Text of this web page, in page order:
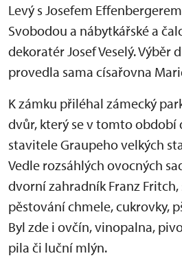
Levý s Josefem
Svobodou a nábytkářské a
dekoratér Josef Veselý. Výběr
provedla sama císařovna
K zámku přiléhal zámecký
dvůr, který se v tomto období
stavitele Graupeho velkých
Vedle rozsáhlých ovocných
dvorní zahradník Franz Fritch,
pěstování chmele, cukrovky,
Byl zde i ovčín, vinopalna,
pila či luční mlýn.